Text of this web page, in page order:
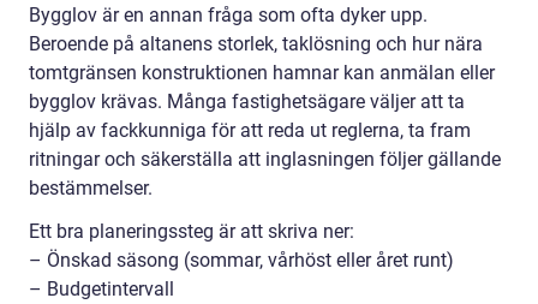
Bygglov är en annan fråga som ofta dyker upp.
Beroende på altanens storlek, taklösning och hur nära
tomtgränsen konstruktionen hamnar kan anmälan eller
bygglov krävas. Många fastighetsägare väljer att ta
hjälp av fackkunniga för att reda ut reglerna, ta fram
ritningar och säkerställa att inglasningen följer gällande
bestämmelser.
Ett bra planeringssteg är att skriva ner:
– Önskad säsong (sommar, vårhöst eller året runt)
– Budgetintervall